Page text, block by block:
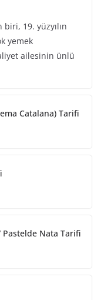
19. yüzyılın
yemek
ailesinin ünlü
Catalana) Tarifi
Pastelde Nata Tarifi